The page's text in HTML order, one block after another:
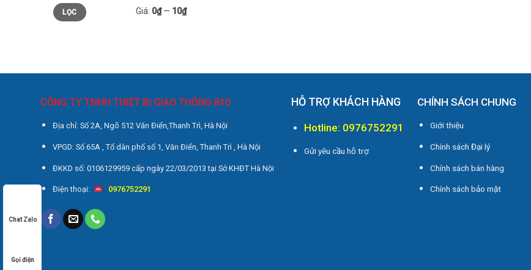
Giá
thấp
nhất
Giá
cao
nhất
LỌC Giá: 0₫— 10₫
CÔNG TY TNHH THIẾT BỊ GIAO THÔNG 810
Địa chỉ: Số 2A, Ngõ 512 Văn Điển,Thanh Trì, Hà Nội
VPGD: Số 65A , Tổ dân phố số 1, Văn Điển, Thanh Trì , Hà Nội
ĐKKD số: 0106129959 cấp ngày 22/03/2013 tại Sở KHĐT Hà Nội
Điện thoại: 0976752291
HỖ TRỢ KHÁCH HÀNG
Hotline: 0976752291
Gửi yêu cầu hỗ trợ
CHÍNH SÁCH CHUNG
Giới thiệu
Chính sách Đại lý
Chính sách bán hàng
Chính sách bảo mật
Chat Zalo
Gọi điện